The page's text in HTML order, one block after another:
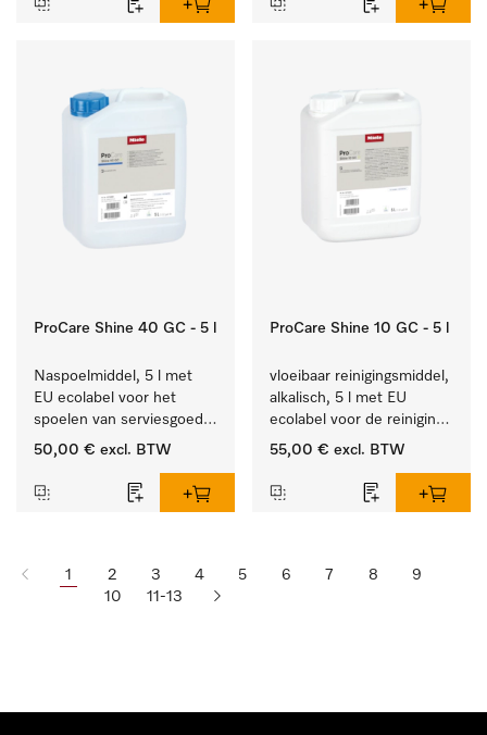
ProCare Shine 40 GC - 5 l
Naspoelmiddel, 5 l met
EU ecolabel voor het
spoelen van serviesgoed,
bestek en glazen.
50,00 € excl. BTW
ProCare Shine 10 GC - 5 l
vloeibaar reinigingsmiddel,
alkalisch, 5 l met EU
ecolabel voor de reiniging
van alledaags vuil op
glazen.
55,00 € excl. BTW
1 2 3 4 5 6 7 8
9
10
11-13